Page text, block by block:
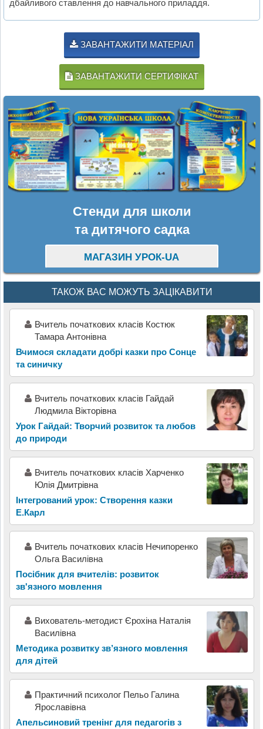
дбайливого ставлення до навчального приладдя.
ЗАВАНТАЖИТИ МАТЕРІАЛ
ЗАВАНТАЖИТИ СЕРТИФІКАТ
Стенди для школи
та дитячого садка
МАГАЗИН УРОК-UA
ТАКОЖ ВАС МОЖУТЬ ЗАЦІКАВИТИ
Вчитель початкових класів Костюк
Тамара Антонівна
Вчимося складати добрі казки про Сонце
та синичку
Вчитель початкових класів Гайдай
Людмила Вікторівна
Урок Гайдай: Творчий розвиток та любов
до природи
Вчитель початкових класів Харченко
Юлія Дмитрівна
Інтегрований урок: Створення казки
Е.Карл
Вчитель початкових класів Нечипоренко
Ольга Василівна
Посібник для вчителів: розвиток
зв'язного мовлення
Вихователь-методист Єрохіна Наталія
Василівна
Методика розвитку зв’язного мовлення
для дітей
Практичний психолог Пельо Галина
Ярославівна
Апельсиновий тренінг для педагогів з